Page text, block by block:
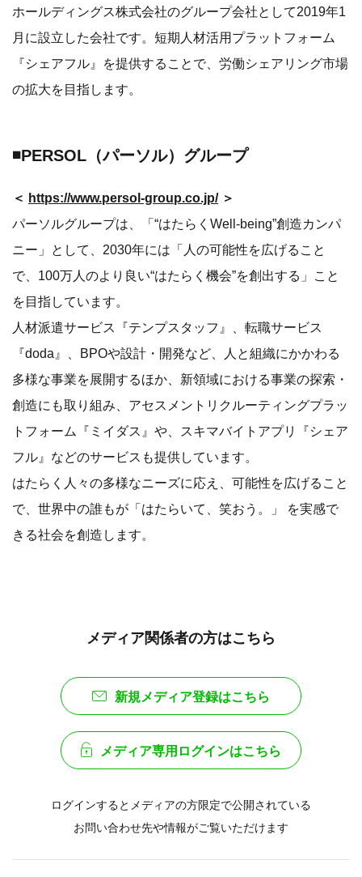
ホールディングス株式会社のグループ会社として2019年1
月に設立した会社です。短期人材活用プラットフォーム
『シェアフル』を提供することで、労働シェアリング市場
の拡大を目指します。
◾️PERSOL（パーソル）グループ
＜ https://www.persol-group.co.jp/ ＞
パーソルグループは、「“はたらくWell-being”創造カンパ
ニー」として、2030年には「人の可能性を広げること
で、100万人のより良い“はたらく機会”を創出する」こと
を目指しています。
人材派遣サービス『テンプスタッフ』、転職サービス
『doda』、BPOや設計・開発など、人と組織にかかわる
多様な事業を展開するほか、新領域における事業の探索・
創造にも取り組み、アセスメントリクルーティングプラッ
トフォーム『ミイダス』や、スキマバイトアプリ『シェア
フル』などのサービスも提供しています。
はたらく人々の多様なニーズに応え、可能性を広げること
で、世界中の誰もが「はたらいて、笑おう。」 を実感で
きる社会を創造します。
メディア関係者の方はこちら
新規メディア登録はこちら
メディア専用ログインはこちら
ログインするとメディアの方限定で公開されている
お問い合わせ先や情報がご覧いただけます